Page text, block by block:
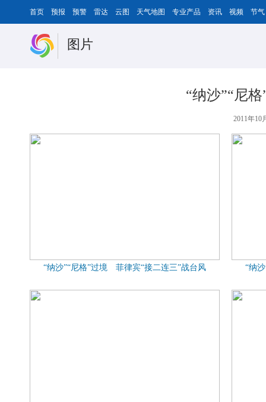
首页 预报 预警 雷达 云图 天气地图 专业产品 资讯 视频 节气
图片
“纳沙”“尼
2011年10
“纳沙”“尼格”过境 菲律宾“接二连三”战台风 “纳